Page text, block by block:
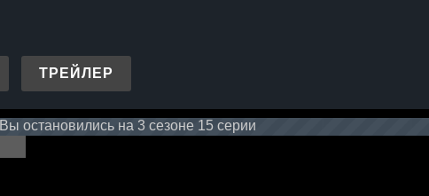
ТРЕЙЛЕР
Вы остановились на 3 сезоне 15 серии